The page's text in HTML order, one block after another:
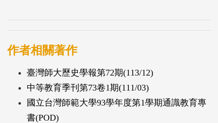
作者相關著作
臺灣師大歷史學報第72期(113/12)
中等教育季刊第73卷1期(111/03)
國立台灣師範大學93學年度第1學期通識教育專
書(POD)